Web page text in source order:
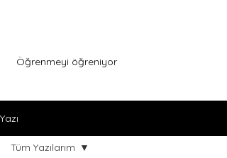
Öğrenmeyi öğreniyor
Yazı
Tüm Yazılarım